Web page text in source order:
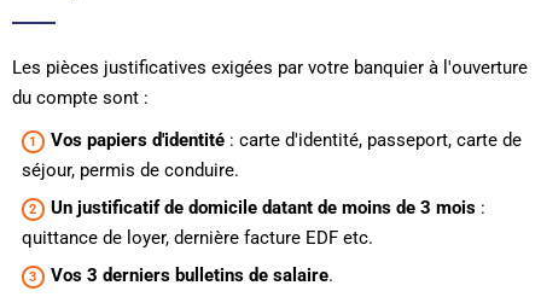
Les pièces justificatives exigées par votre banquier à l'ouverture
du compte sont :
Vos papiers d'identité : carte d'identité, passeport, carte de
séjour, permis de conduire.
Un justificatif de domicile datant de moins de 3 mois :
quittance de loyer, dernière facture EDF etc.
Vos 3 derniers bulletins de salaire.